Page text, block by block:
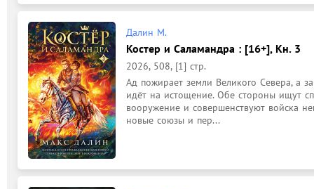
Далин М.
Костер и Саламандра : [16+], Кн. 3
2026, 508, [1] стр.
Ад пожирает земли Великого Севера, а
идёт на истощение. Обе стороны ищут
вооружение и совершенствуют войска
новые союзы и пер...